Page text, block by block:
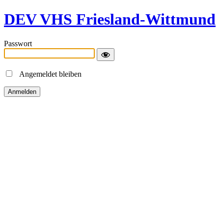
DEV VHS Friesland-Wittmund
Passwort
Angemeldet bleiben